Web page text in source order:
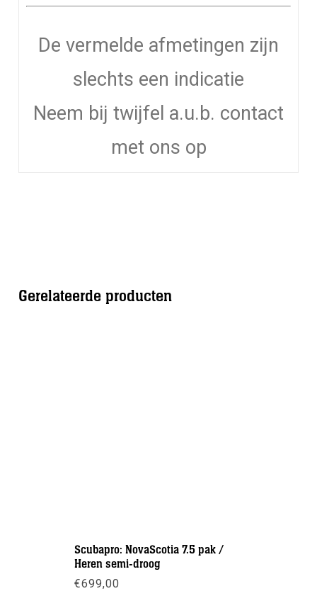
De vermelde afmetingen zijn
slechts een indicatie
Neem bij twijfel a.u.b. contact
met ons op
Gerelateerde producten
Scubapro: NovaScotia 7.5 pak /
Heren semi-droog
€699,00